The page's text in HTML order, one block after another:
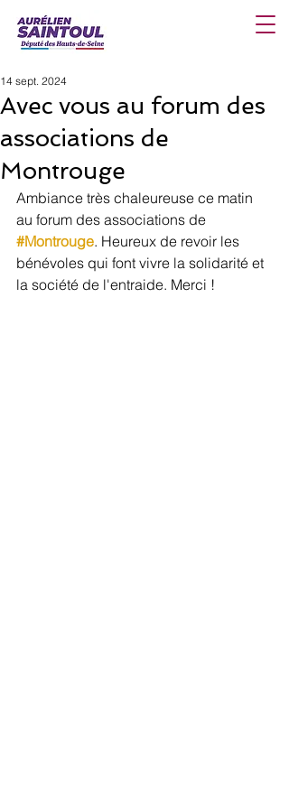
Avec vous au forum des
associations de
Montrouge
14 sept. 2024
Ambiance très chaleureuse ce matin
au forum des associations de
#Montrouge. Heureux de revoir les
bénévoles qui font vivre la solidarité et
la société de l'entraide. Merci !